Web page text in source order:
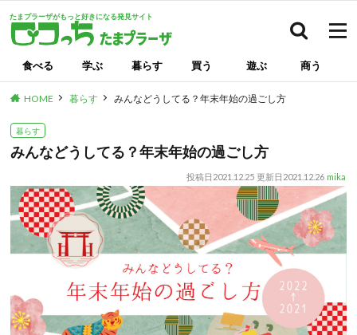
たまプラーザがもっと好きになる発見サイト
食べる 学ぶ 暮らす 買う 遊ぶ 商う
HOME 暮らす みんなどうしてる？年末年始の過ごし方
暮らす
みんなどうしてる？年末年始の過ごし方
投稿日 2021.12.25 更新日 2021.12.26 mika